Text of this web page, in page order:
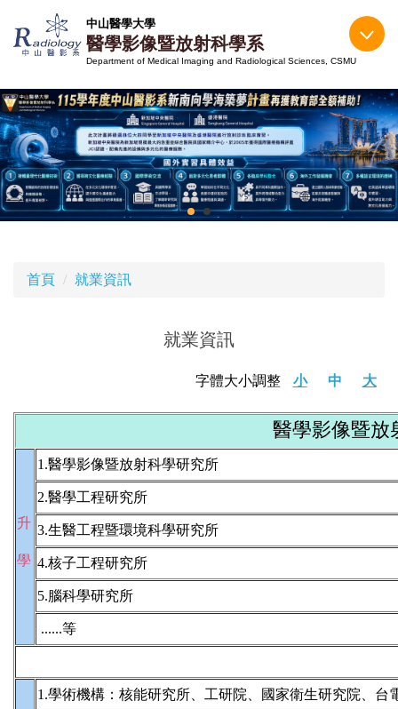
到
內
容
區
中山醫學大學
醫學影像暨放射科學系
Department of Medical Imaging and Radiological Sciences, CSMU
首頁 就業資訊
就業資訊
字體大小調整 小 中 大
醫學影像暨放
升
學
1.醫學影像暨放射科學研究所
2.醫學工程研究所
3.生醫工程暨環境科學研究所
4.核子工程研究所
5.腦科學研究所
......等
1.學術機構：核能研究所、工研院、國家衛生研究院、台